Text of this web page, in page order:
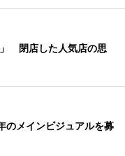
閉店した人気店の思
のメインビジュアルを募